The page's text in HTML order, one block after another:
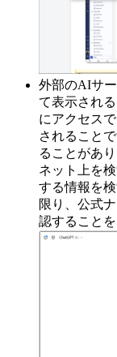
外部のAIサ
て表示され
にアクセス
されること
ることがあ
ネット上を
する情報を
限り、公式
認することを